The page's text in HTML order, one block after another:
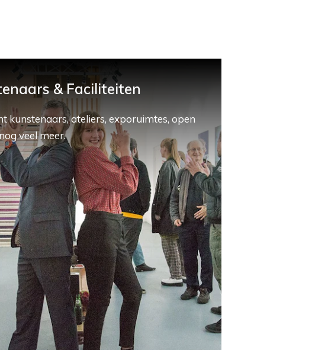
& Faciliteiten
kunstenaars, ateliers, exporuimtes, open
veel meer.